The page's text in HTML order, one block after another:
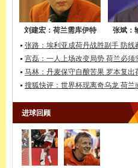
刘建宏：荷兰需库伊特
张斌：
张路：埃利亚成荷丹战胜副手 防线
宫磊：一人上场改变局势 荷兰必须
马林：丹麦保守自酿苦果 罗本复出
搜狐快评：世界杯现离奇乌龙 荷兰
进球回顾